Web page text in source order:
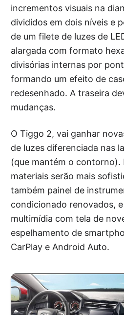
incrementos visuais na
divididos em dois níveis e
de um filete de luzes de
alargada com formato
divisórias internas por
formando um efeito de
redesenhado. A traseira
mudanças.
O Tiggo 2, vai ganhar
de luzes diferenciada nas
(que mantém o contorno).
materiais serão mais
também painel de
condicionado renovados,
multimídia com tela de
espelhamento de
CarPlay e Android Auto.